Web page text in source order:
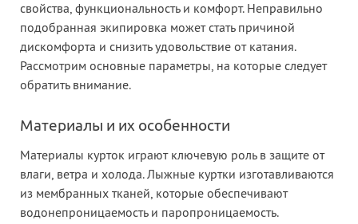
свойства, функциональность и комфорт. Неправильно
подобранная экипировка может стать причиной
дискомфорта и снизить удовольствие от катания.
Рассмотрим основные параметры, на которые следует
обратить внимание.
Материалы и их особенности
Материалы курток играют ключевую роль в защите от
влаги, ветра и холода. Лыжные куртки изготавливаются
из мембранных тканей, которые обеспечивают
водонепроницаемость и паропроницаемость.